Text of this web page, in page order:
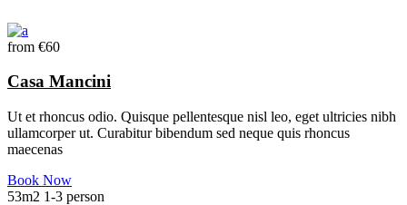
from €60
Casa Mancini
Ut et rhoncus odio. Quisque pellentesque nisl leo, eget ultricies nibh
ullamcorper ut. Curabitur bibendum sed neque quis rhoncus
maecenas
Book Now
53m2 1-3 person